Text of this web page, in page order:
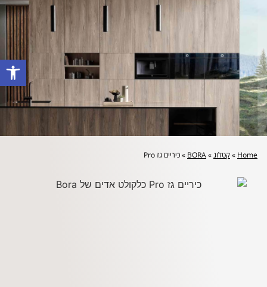
פתח
לייעוץ מקצועי והצעת מחיר: 072-2160644
Home
»קטלוג»
BORA
»כיריים גז Pro